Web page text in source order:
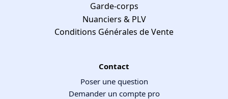
Garde-corps
Nuanciers & PLV
Conditions Générales de Vente
Contact
Poser une question
Demander un compte pro